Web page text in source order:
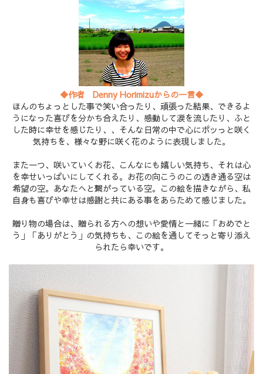
◆作者 Denny Horimizuからの一言◆
ほんのちょっとした事で笑い合ったり、頑張った結果、できるよ
うになった喜びを分かち合えたり、感動して涙を流したり、ふと
した時に幸せを感じたり、、そんな日常の中で心にポッっと咲く
気持ちを、様々な野に咲く花のように表現しました。
また一つ、咲いていくお花、こんなにも嬉しい気持ち、それは心
を幸せいっぱいにしてくれる。お花の向こうのこの透き通る空は
希望の空。あなたへと繋がっている空。この絵を描きながら、私
自身も喜びや幸せは感謝と共にある事をあらためて感じました。
贈り物の場合は、贈られる方への想いや愛情と一緒に「おめでと
う」「ありがとう」の気持ちも、この絵を通してそっと寄り添え
られたら幸いです。